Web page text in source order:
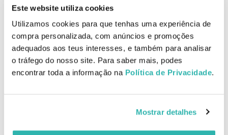
Este website utiliza cookies
Utilizamos cookies para que tenhas uma experiência de
compra personalizada, com anúncios e promoções
adequados aos teus interesses, e também para analisar
o tráfego do nosso site. Para saber mais, podes
encontrar toda a informação na Política de Privacidade.
Mostrar detalhes
Isohexadecane, Mica, Polysorbate 80, Propylene Glycol, Sorbitan
Dimethicone Crosspolymer, Dimethiconol, Chlorphenesin (F.i.l.
Z70015683/1).
EAN: 3600523436095
Informações de Segurança